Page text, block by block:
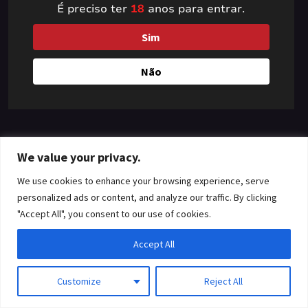
We value your privacy.
We use cookies to enhance your browsing experience, serve
personalized ads or content, and analyze our traffic. By clicking
"Accept All", you consent to our use of cookies.
Customize Reject All
Accept All
something amazing
— check back soon!
É preciso ter 18 anos para entrar.
Sim
Não